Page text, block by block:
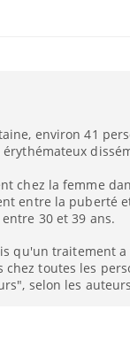
environ 41
chez la femme
entre la puberté
30 et 39 ans.
qu'un traitement
chez toutes les
selon les
du